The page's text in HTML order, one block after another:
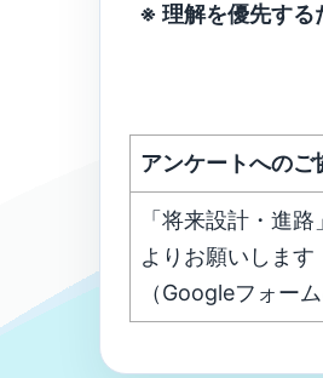
※ 理解を優先する
アンケートへのご
「将来設計・進
よりお願いします
（Googleフォー